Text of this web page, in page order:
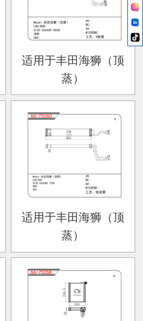
适用于丰田海狮（顶
蒸）
适用于丰田海狮（顶
蒸）